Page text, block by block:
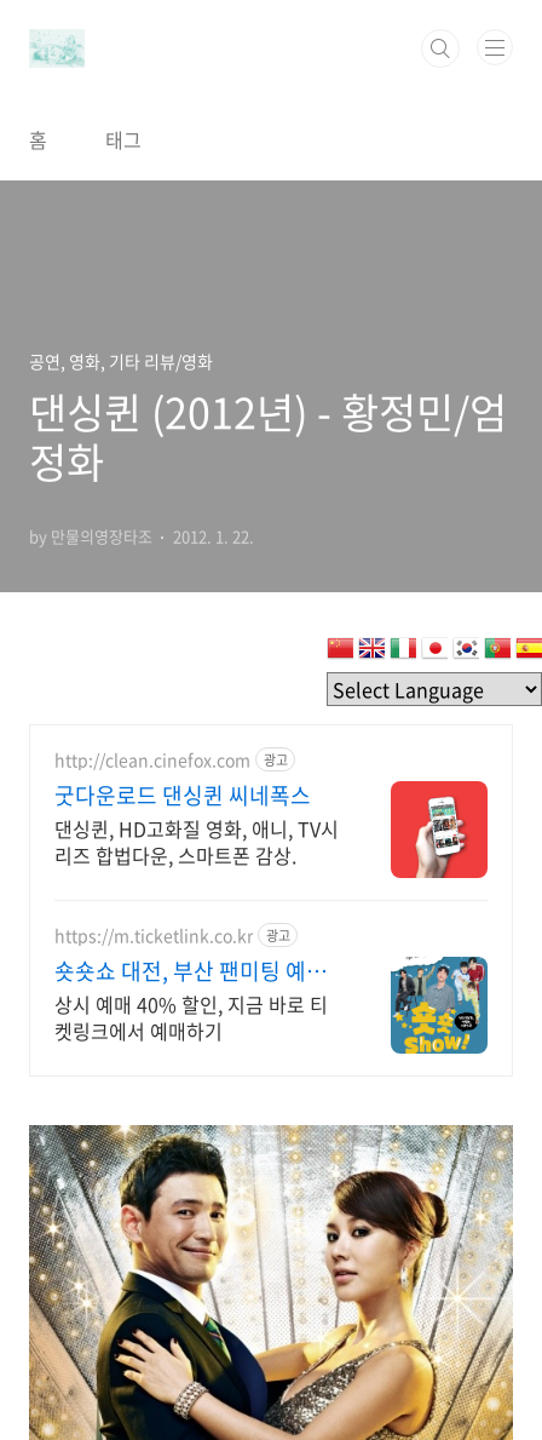
홈 태그
공연, 영화, 기타 리뷰/영화
댄싱퀸 (2012년) - 황정민/엄
정화
by 만물의영장타조 2012. 1. 22.
http://clean.cinefox.com 광고
굿다운로드 댄싱퀸 씨네폭스
댄싱퀸, HD고화질 영화, 애니, TV시
리즈 합법다운, 스마트폰 감상.
https://m.ticketlink.co.kr 광고
숏숏쇼 대전, 부산 팬미팅 예매
는 티켓링크!
상시 예매 40% 할인, 지금 바로 티
켓링크에서 예매하기